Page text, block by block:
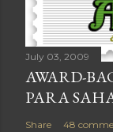
July 03, 2009
AWARD-
PARA
Share 48